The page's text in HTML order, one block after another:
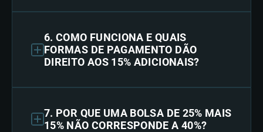
6. COMO FUNCIONA E QUAIS
FORMAS DE PAGAMENTO DÃO
DIREITO AOS 15% ADICIONAIS?
7. POR QUE UMA BOLSA DE 25% MAIS
15% NÃO CORRESPONDE A 40%?